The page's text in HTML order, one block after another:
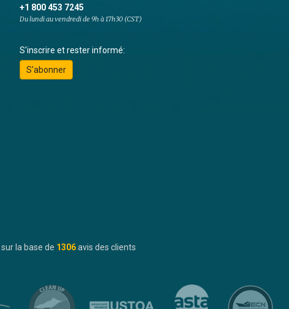
+1 800 453 7245
Du lundi au vendredi de 9h à 17h30 (CST)
S'inscrire et rester informé:
S'abonner
sur la base de 1306avis des clients